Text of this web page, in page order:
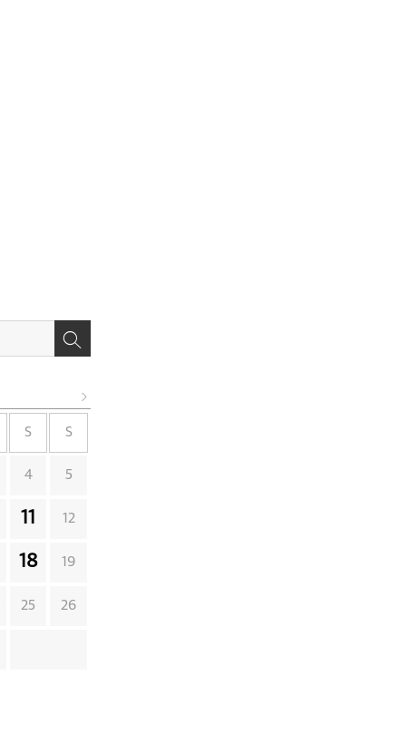
S S
4 5
11 12
18 19
25 26